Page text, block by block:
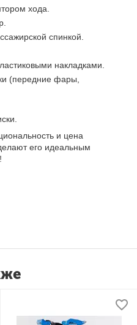
хода.
спинкой.
накладками.
(передние фары,
и цена
его идеальным